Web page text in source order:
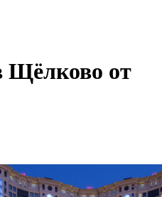
Щёлково от